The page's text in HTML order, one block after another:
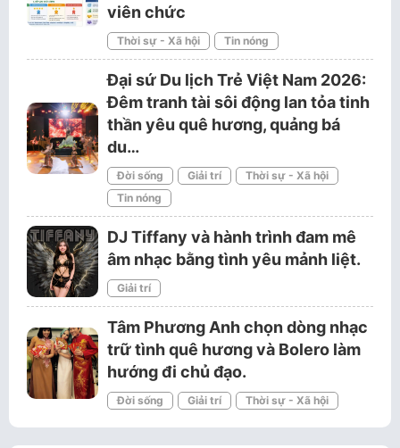
viên chức
Thời sự - Xã hội Tin nóng
Đại sứ Du lịch Trẻ Việt Nam 2026:
Đêm tranh tài sôi động lan tỏa tinh
thần yêu quê hương, quảng bá
du…
Đời sống Giải trí
Thời sự - Xã hội
Tin nóng
DJ Tiffany và hành trình đam mê
âm nhạc bằng tình yêu mảnh liệt.
Giải trí
Tâm Phương Anh chọn dòng nhạc
trữ tình quê hương và Bolero làm
hướng đi chủ đạo.
Đời sống Giải trí Thời sự - Xã hội